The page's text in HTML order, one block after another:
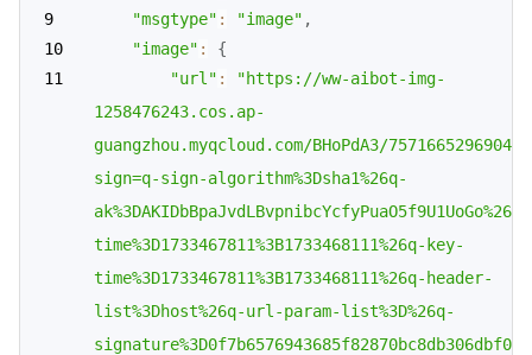
"msgtype" : "image" ,
"image" :
{
"url" :
"https://ww-aibot-img-
1258476243.cos.ap-
guangzhou.myqcloud.com/BHoPdA3/
sign=q-sign-algorithm%3Dsha1%26q-
time%3D1733467811%3B1733468111%26q-key-
time%3D1733467811%3B1733468111%26q-header-
list%3Dhost%26q-url-param-list%3D%26q-